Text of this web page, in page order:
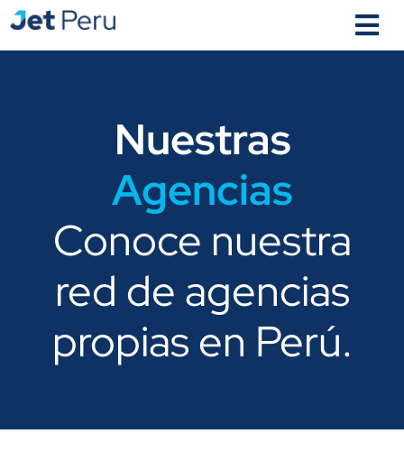
contenido
Nuestras
Agencias
Conoce nuestra
red de agencias
propias en Perú.